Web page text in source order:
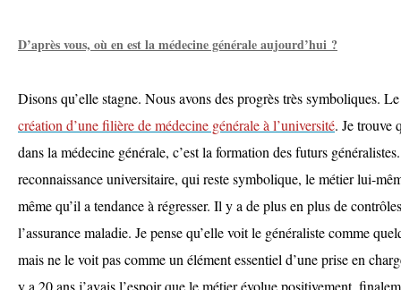
D’après vous, où en est la médecine générale aujourd’hui ?
Disons qu’elle stagne. Nous avons des progrès très symboliques.
création d’une filière de médecine générale à l’université. Je trouve
dans la médecine générale, c’est la formation des futurs
reconnaissance universitaire, qui reste symbolique, le métier lui-
même qu’il a tendance à régresser. Il y a de plus en plus de
l’assurance maladie. Je pense qu’elle voit le généraliste comme
mais ne le voit pas comme un élément essentiel d’une prise en
y a 20 ans j’avais l’espoir que le métier évolue positivement,